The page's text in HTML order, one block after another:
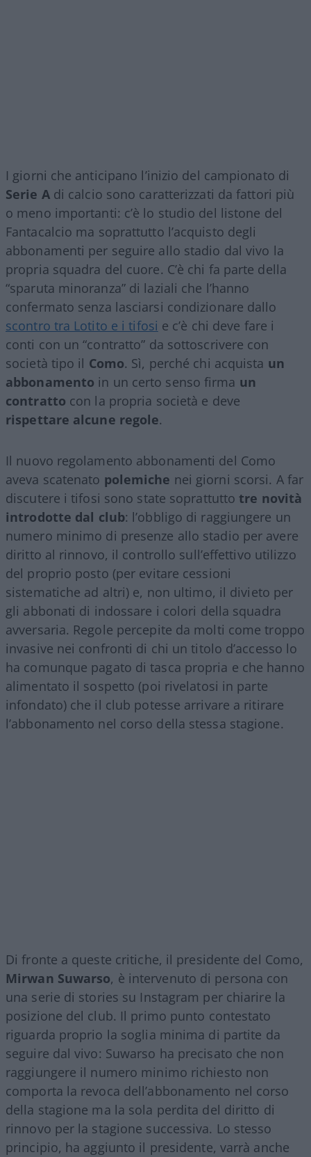
I giorni che anticipano l’inizio del campionato di
Serie Adi calcio sono caratterizzati da fattori più
o meno importanti: c’è lo studio del listone del
Fantacalcio ma soprattutto l’acquisto degli
abbonamenti per seguire allo stadio dal vivo la
propria squadra del cuore. C’è chi fa parte della
“sparuta minoranza” di laziali che l’hanno
confermato senza lasciarsi condizionare dallo
scontro tra Lotito e i tifosi e c’è chi deve fare i
conti con un “contratto” da sottoscrivere con
società tipo il Como. Sì, perché chi acquista un
abbonamento in un certo senso firma un
contratto con la propria società e deve
rispettare alcune regole.
Il nuovo regolamento abbonamenti del Como
aveva scatenato polemiche nei giorni scorsi. A far
discutere i tifosi sono state soprattutto tre novità
introdotte dal club: l’obbligo di raggiungere un
numero minimo di presenze allo stadio per avere
diritto al rinnovo, il controllo sull’effettivo utilizzo
del proprio posto (per evitare cessioni
sistematiche ad altri) e, non ultimo, il divieto per
gli abbonati di indossare i colori della squadra
avversaria. Regole percepite da molti come troppo
invasive nei confronti di chi un titolo d’accesso lo
ha comunque pagato di tasca propria e che hanno
alimentato il sospetto (poi rivelatosi in parte
infondato) che il club potesse arrivare a ritirare
l’abbonamento nel corso della stessa stagione.
Di fronte a queste critiche, il presidente del Como,
Mirwan Suwarso, è intervenuto di persona con
una serie di stories su Instagram per chiarire la
posizione del club. Il primo punto contestato
riguarda proprio la soglia minima di partite da
seguire dal vivo: Suwarso ha precisato che non
raggiungere il numero minimo richiesto non
comporta la revoca dell’abbonamento nel corso
della stagione ma la sola perdita del diritto di
rinnovo per la stagione successiva. Lo stesso
principio, ha aggiunto il presidente, varrà anche